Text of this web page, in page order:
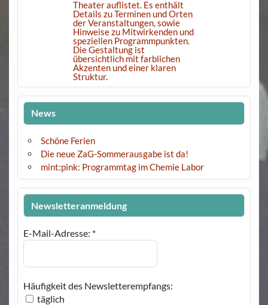
News
Schöne Ferien
Die neue ZaG-Sommerausgabe ist da!
mint:pink: Programmtag im Chemie Labor
Newsletteranmeldung
E-Mail-Adresse: *
Häufigkeit des Newsletterempfangs:
täglich